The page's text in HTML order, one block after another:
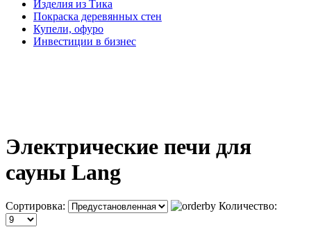
Изделия из Тика
Покраска деревянных стен
Купели, офуро
Инвестиции в бизнес
Электрические печи для
сауны Lang
Сортировка: Количество: